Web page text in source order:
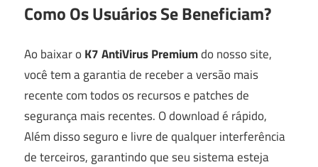
Como Os Usuários Se Beneficiam?
Ao baixar o K7 AntiVirus Premiumdo nosso site,
você tem a garantia de receber a versão mais
recente com todos os recursos e patches de
segurança mais recentes. O download é rápido,
Além disso seguro e livre de qualquer interferência
de terceiros, garantindo que seu sistema esteja